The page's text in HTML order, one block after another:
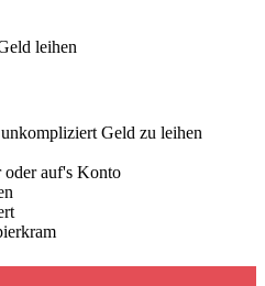
Geld zu leihen
oder auf's Konto